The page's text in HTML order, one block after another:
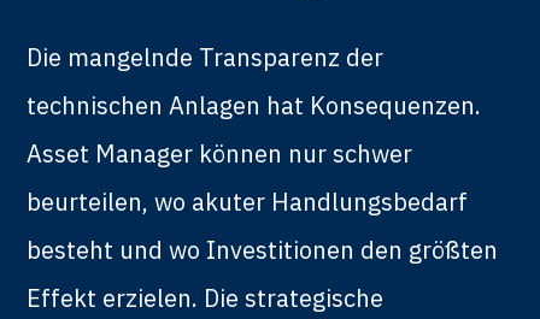
Die mangelnde Transparenz der
technischen Anlagen hat Konsequenzen.
Asset Manager können nur schwer
beurteilen, wo akuter Handlungsbedarf
besteht und wo Investitionen den größten
Effekt erzielen. Die strategische